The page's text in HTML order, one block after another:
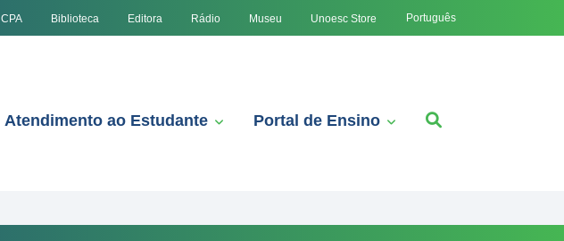
CPA Biblioteca Editora Rádio Museu Unoesc Store Português
Atendimento ao Estudante Portal de Ensino